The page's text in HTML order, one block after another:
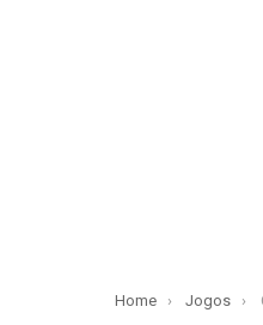
You are here:
Home Jogos